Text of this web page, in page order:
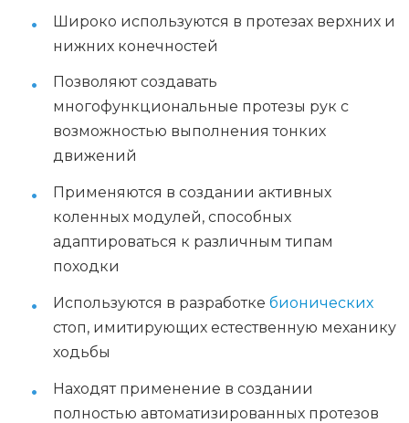
Широко используются в протезах верхних и
нижних конечностей
Позволяют создавать
многофункциональные протезы рук с
возможностью выполнения тонких
движений
Применяются в создании активных
коленных модулей, способных
адаптироваться к различным типам
походки
Используются в разработке бионических
стоп, имитирующих естественную механику
ходьбы
Находят применение в создании
полностью автоматизированных протезов